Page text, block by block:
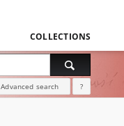
COLLECTIONS
Advanced search ?